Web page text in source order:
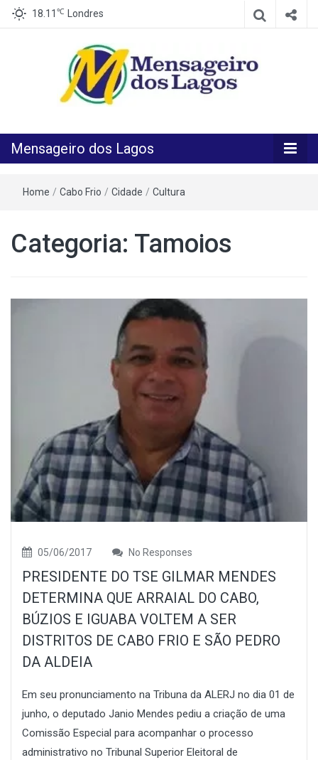
18.11 ℃ Londres
Mensageiro
dos Lagos
Mensageiro dos Lagos
Home / Cabo Frio / Cidade / Cultura
Categoria: Tamoios
05/06/2017 No Responses
PRESIDENTE DO TSE GILMAR MENDES
DETERMINA QUE ARRAIAL DO CABO,
BÚZIOS E IGUABA VOLTEM A SER
DISTRITOS DE CABO FRIO E SÃO PEDRO
DA ALDEIA
Em seu pronunciamento na Tribuna da ALERJ no dia 01 de
junho, o deputado Janio Mendes pediu a criação de uma
Comissão Especial para acompanhar o processo
administrativo no Tribunal Superior Eleitoral de